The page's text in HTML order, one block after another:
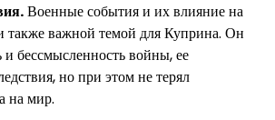
Военные события и их влияние на
важной темой для Куприна. Он
и бессмысленность войны, ее
но при этом не терял
на мир.